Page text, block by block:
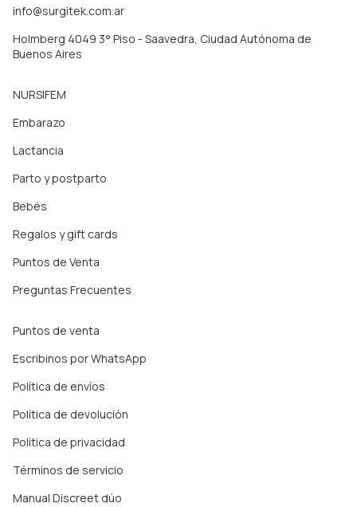
info@surgitek.com.ar
Holmberg 4049 3° Piso - Saavedra, Ciudad Autónoma de
Buenos Aires
NURSIFEM
Embarazo
Lactancia
Parto y postparto
Bebés
Regalos y gift cards
Puntos de Venta
Preguntas Frecuentes
Puntos de venta
Escribinos por WhatsApp
Política de envíos
Política de devolución
Política de privacidad
Términos de servicio
Manual Discreet dúo